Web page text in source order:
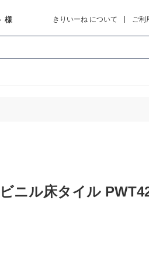
様 きりいーね について ご利
ニル床タイル